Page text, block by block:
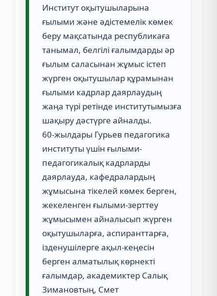
Институт оқытушыларына
ғылыми және әдістемелік көмек
беру мақсатында республикаға
танымал, белгілі ғалымдарды әр
ғылым саласынан жұмыс істеп
жүрген оқытушылар құрамынан
ғылыми кадрлар даярлаудың
жаңа түрі ретінде институтымызға
шақыру дәстүрге айналды.
60-жылдары Гурьев педагогика
институты үшін ғылыми-
педагогикалық кадрларды
даярлауда, кафедралардың
жұмысына тікелей көмек берген,
жекеленген ғылыми-зерттеу
жұмысымен айналысып жүрген
оқытушыларға, аспиранттарға,
ізденушілерге ақыл-кеңесін
берген алматылық көрнекті
ғалымдар, академиктер Салық
Зимановтың, Смет